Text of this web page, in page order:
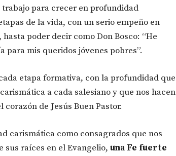
para crecer en profundidad
de la vida, con un serio empeño en
poder decir como Don Bosco: “He
mis queridos jóvenes pobres”.
etapa formativa, con la profundidad que
a cada salesiano y que nos hacen
de Jesús Buen Pastor.
carismática como consagrados que nos
sus raíces en el Evangelio, una Fe fuerte